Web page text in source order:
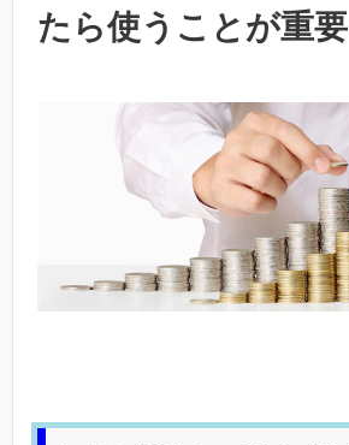
たら使うことが重要